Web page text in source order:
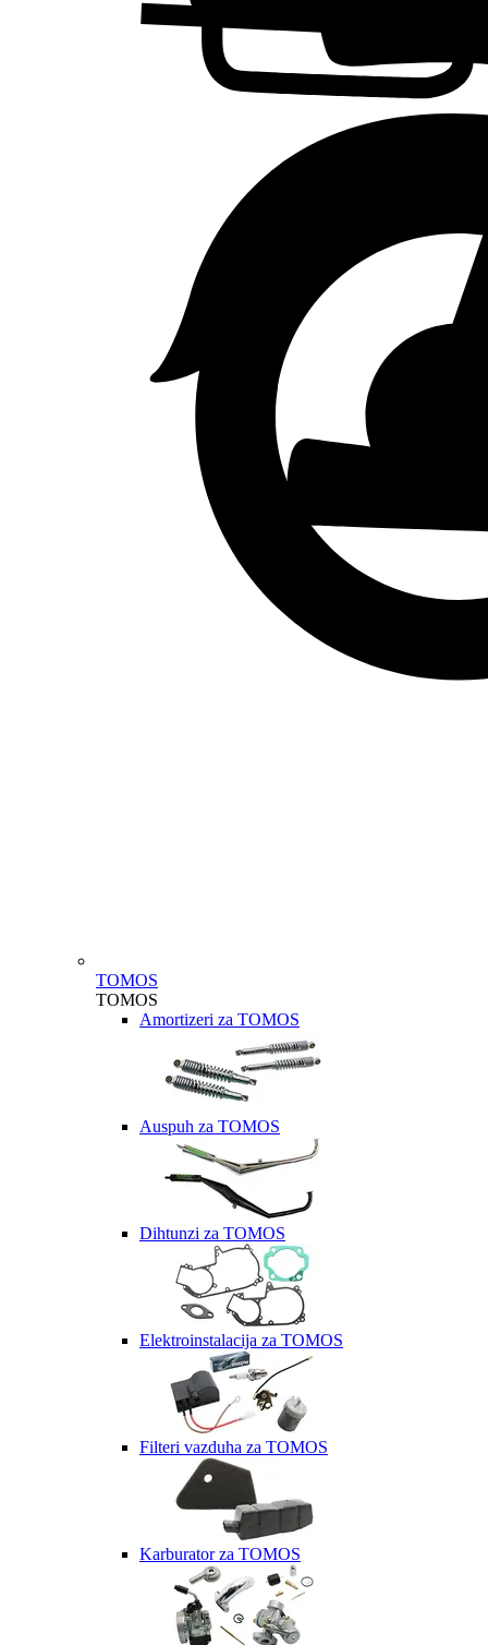
TOMOS
TOMOS
Amortizeri za TOMOS
Auspuh za TOMOS
Dihtunzi za TOMOS
Elektroinstalacija za TOMOS
Filteri vazduha za TOMOS
Karburator za TOMOS